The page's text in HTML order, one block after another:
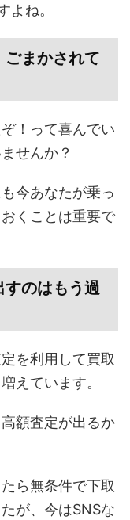
よね。
ごまかされて
！って喜んでい
せんか？
今あなたが乗っ
くことは重要で
すのはもう過
を利用して買取
えています。
額査定が出るか
ら無条件で下取
が、今はSNSな